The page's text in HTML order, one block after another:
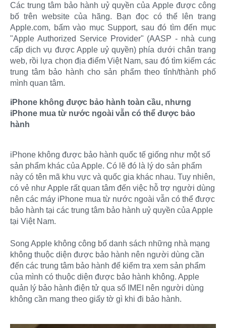
Các trung tâm bảo hành uỷ quyền của Apple được công
bố trên website của hãng. Bạn đọc có thể lên trang
Apple.com, bấm vào mục Support, sau đó tìm đến mục
"Apple Authorized Service Provider" (AASP - nhà cung
cấp dịch vụ được Apple uỷ quyền) phía dưới chân trang
web, rồi lựa chọn địa điểm Việt Nam, sau đó tìm kiếm các
trung tâm bảo hành cho sản phẩm theo tỉnh/thành phố
mình quan tâm.
iPhone không được bảo hành toàn cầu, nhưng
iPhone mua từ nước ngoài vẫn có thể được bảo
hành
iPhone không được bảo hành quốc tế giống như một số
sản phẩm khác của Apple. Có lẽ đó là lý do sản phẩm
này có tên mã khu vực và quốc gia khác nhau. Tuy nhiên,
có vẻ như Apple rất quan tâm đến việc hỗ trợ người dùng
nên các máy iPhone mua từ nước ngoài vẫn có thể được
bảo hành tại các trung tâm bảo hành uỷ quyền của Apple
tại Việt Nam.
Song Apple không công bố danh sách những nhà mạng
không thuộc diện được bảo hành nên người dùng cần
đến các trung tâm bảo hành để kiểm tra xem sản phẩm
của mình có thuộc diện được bảo hành không. Apple
quản lý bảo hành điện tử qua số IMEI nên người dùng
không cần mang theo giấy tờ gì khi đi bảo hành.